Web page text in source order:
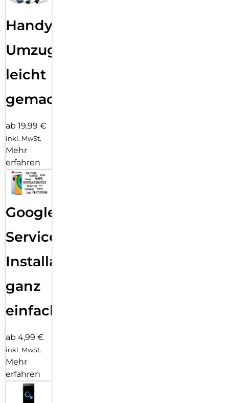
Handy
Umzug
leicht
gemacht!
ab 19,99 €
inkl. MwSt.
Mehr
erfahren
Google
Services
Installation
ganz
einfach
ab 4,99 €
inkl. MwSt.
Mehr
erfahren